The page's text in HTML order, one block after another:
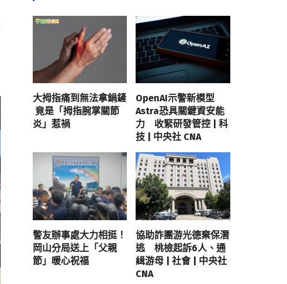
大拇指痛到無法拿鍋鏟
竟是「拇指腕掌關節
炎」惹禍
OpenAI示警新模型
Astra恐具關鍵資安能
力 收緊研發管控 | 科
技 | 中央社 CNA
警友辦事處大力相挺！
岡山分局送上「父親
節」暖心祝福
協助詐團游光德棄保潛
逃 桃檢起訴6人、通
緝游母 | 社會 | 中央社
CNA